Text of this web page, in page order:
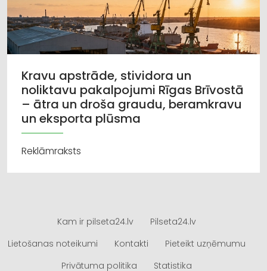
Kravu apstrāde, stividora un
noliktavu pakalpojumi Rīgas Brīvostā
– ātra un droša graudu, beramkravu
un eksporta plūsma
Reklāmraksts
Kam ir pilseta24.lv
Pilseta24.lv
Lietošanas noteikumi
Kontakti
Pieteikt uzņēmumu
Privātuma politika
Statistika